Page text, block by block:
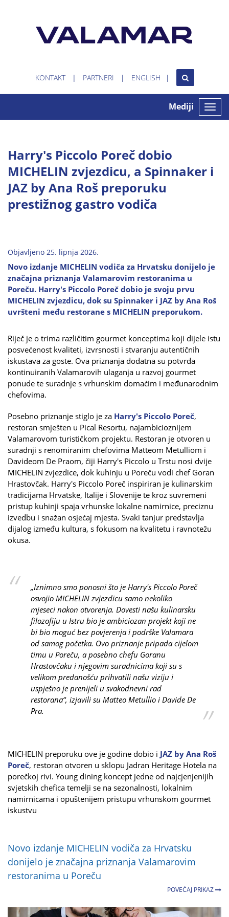
KONTAKT PARTNERI ENGLISH
Toggle
Mediji
Harry's Piccolo Poreč dobio
MICHELIN zvjezdicu, a Spinnaker i
JAZ by Ana Roš preporuku
prestižnog gastro vodiča
Objavljeno 25. lipnja 2026.
Novo izdanje MICHELIN vodiča za Hrvatsku donijelo je
značajna priznanja Valamarovim restoranima u
Poreču. Harry's Piccolo Poreč dobio je svoju prvu
MICHELIN zvjezdicu, dok su Spinnaker i JAZ by Ana Roš
uvršteni među restorane s MICHELIN preporukom.
Riječ je o trima različitim gourmet konceptima koji dijele istu
posvećenost kvaliteti, izvrsnosti i stvaranju autentičnih
iskustava za goste. Ova priznanja dodatna su potvrda
kontinuiranih Valamarovih ulaganja u razvoj gourmet
ponude te suradnje s vrhunskim domaćim i međunarodnim
chefovima.
Posebno priznanje stiglo je za Harry's Piccolo Poreč,
restoran smješten u Pical Resortu, najambicioznijem
Valamarovom turističkom projektu. Restoran je otvoren u
suradnji s renomiranim chefovima Matteom Metulliom i
Davideom De Praom, čiji Harry's Piccolo u Trstu nosi dvije
MICHELIN zvjezdice, dok kuhinju u Poreču vodi chef Goran
Hrastovčak. Harry's Piccolo Poreč inspiriran je kulinarskim
tradicijama Hrvatske, Italije i Slovenije te kroz suvremeni
pristup kuhinji spaja vrhunske lokalne namirnice, preciznu
izvedbu i snažan osjećaj mjesta. Svaki tanjur predstavlja
dijalog između kultura, s fokusom na kvalitetu i ravnotežu
okusa.
„Iznimno smo ponosni što je Harry's Piccolo Poreč
osvojio MICHELIN zvjezdicu samo nekoliko
mjeseci nakon otvorenja. Dovesti našu kulinarsku
filozofiju u Istru bio je ambiciozan projekt koji ne
bi bio moguć bez povjerenja i podrške Valamara
od samog početka. Ovo priznanje pripada cijelom
timu u Poreču, a posebno chefu Goranu
Hrastovčaku i njegovim suradnicima koji su s
velikom predanošću prihvatili našu viziju i
uspješno je prenijeli u svakodnevni rad
restorana“, izjavili su Matteo Metullio i Davide De
Pra.
MICHELIN preporuku ove je godine dobio i JAZ by Ana Roš
Poreč, restoran otvoren u sklopu Jadran Heritage Hotela na
porečkoj rivi. Young dining koncept jedne od najcjenjenijih
svjetskih chefica temelji se na sezonalnosti, lokalnim
namirnicama i opuštenijem pristupu vrhunskom gourmet
iskustvu
Novo izdanje MICHELIN vodiča za Hrvatsku
donijelo je značajna priznanja Valamarovim
restoranima u Poreču
POVEĆAJ PRIKAZ